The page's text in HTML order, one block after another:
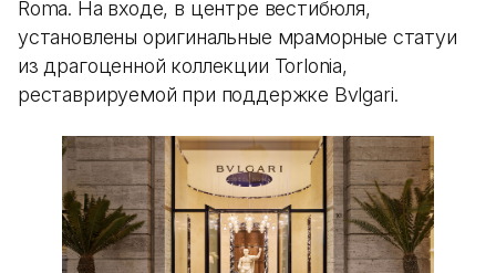
Roma. На входе, в центре вестибюля,
установлены оригинальные мраморные статуи
из драгоценной коллекции Torlonia,
реставрируемой при поддержке Bvlgari.